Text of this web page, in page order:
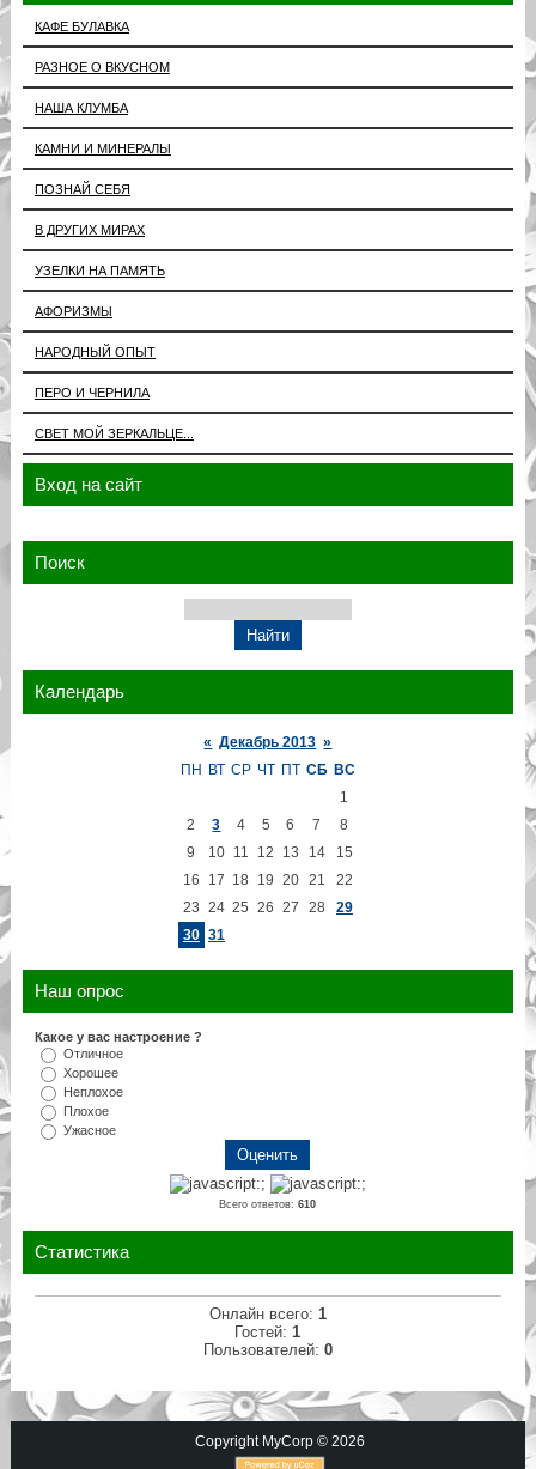
КАФЕ БУЛАВКА
РАЗНОЕ О ВКУСНОМ
НАША КЛУМБА
КАМНИ И МИНЕРАЛЫ
ПОЗНАЙ СЕБЯ
В ДРУГИХ МИРАХ
УЗЕЛКИ НА ПАМЯТЬ
АФОРИЗМЫ
НАРОДНЫЙ ОПЫТ
ПЕРО И ЧЕРНИЛА
СВЕТ МОЙ ЗЕРКАЛЬЦЕ...
Вход на сайт
Поиск
Календарь
« Декабрь 2013 »
ПН ВТ СР ЧТ ПТ СБ ВС
1
2
3 4 5 6 7
8
9
10 11 12 13 14
15
16
17 18 19 20 21
22
23 24 25 26 27 28
29
30 31
Наш опрос
Какое у вас настроение ?
Отличное
Хорошее
Неплохое
Плохое
Ужасное
Всего ответов:610
Статистика
Онлайн всего: 1
Гостей: 1
Пользователей: 0
Copyright MyCorp © 2026